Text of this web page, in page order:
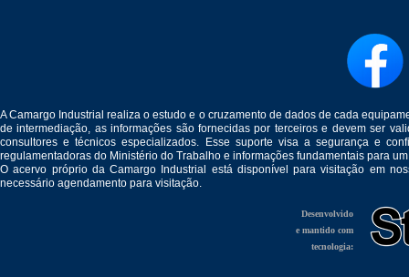
A Camargo Industrial realiza o estudo e o cruzamento de dados de cada
de intermediação, as informações são fornecidas por terceiros e devem ser
consultores e técnicos especializados. Esse suporte visa a segurança e
regulamentadoras do Ministério do Trabalho e informações fundamentais para
O acervo próprio da Camargo Industrial está disponível para visitação em
necessário agendamento para visitação.
Desenvolvido
e mantido com
tecnologia: